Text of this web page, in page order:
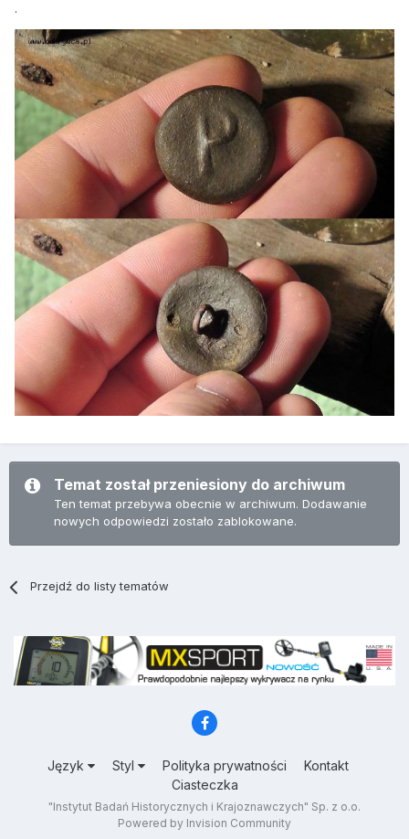
.
Temat został przeniesiony do archiwum
Ten temat przebywa obecnie w archiwum. Dodawanie
nowych odpowiedzi zostało zablokowane.
Przejdź do listy tematów
Język Styl Polityka prywatności
Kontakt
Ciasteczka
"Instytut Badań Historycznych i Krajoznawczych" Sp. z o.o.
Powered by Invision Community